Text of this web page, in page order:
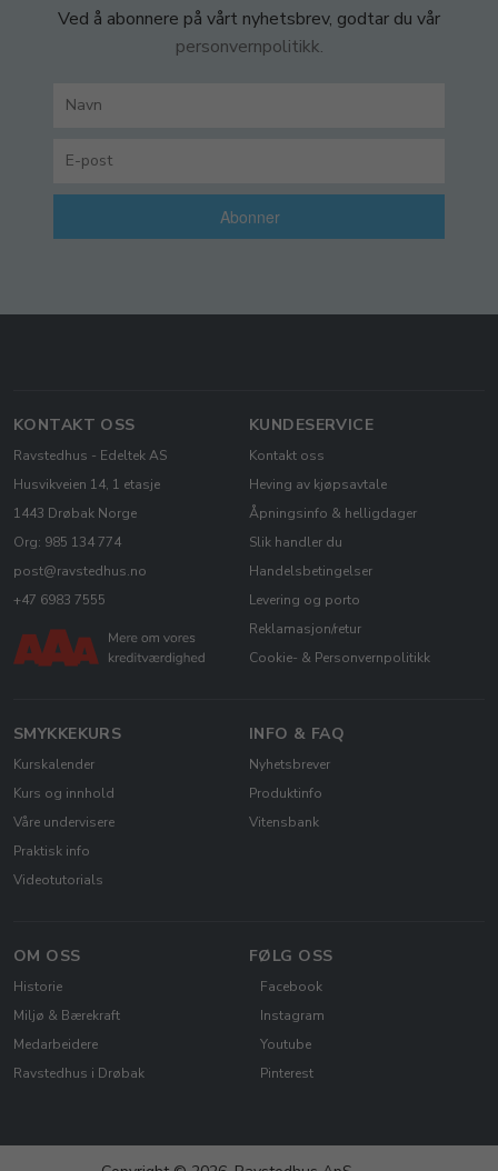
Ved å abonnere på vårt nyhetsbrev, godtar du vår
personvernpolitikk.
Abonner
KONTAKT OSS
Ravstedhus - Edeltek AS
Husvikveien 14, 1 etasje
1443 Drøbak Norge
Org: 985 134 774
post@ravstedhus.no
+47 6983 7555
KUNDESERVICE
Kontakt oss
Heving av kjøpsavtale
Åpningsinfo & helligdager
Slik handler du
Handelsbetingelser
Levering og porto
Reklamasjon/retur
Cookie- & Personvernpolitikk
SMYKKEKURS
Kurskalender
Kurs og innhold
Våre undervisere
Praktisk info
Videotutorials
INFO & FAQ
Nyhetsbrever
Produktinfo
Vitensbank
OM OSS
Historie
Miljø & Bærekraft
Medarbeidere
Ravstedhus i Drøbak
FØLG OSS
Facebook
Instagram
Youtube
Pinterest